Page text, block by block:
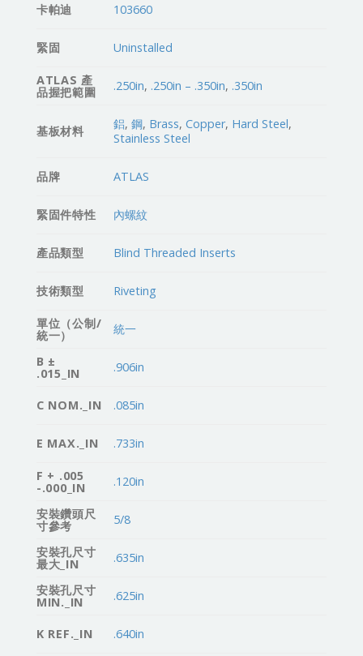
卡帕迪 103660
緊固 Uninstalled
ATLAS 產
品握把範圍 .250in, .250in – .350in, .350in
基板材料 鋁,鋼, Brass,Copper, Hard Steel,
Stainless Steel
品牌 ATLAS
緊固件特性 內螺紋
產品類型 Blind Threaded Inserts
技術類型 Riveting
單位（公制/
統一） 統一
B ±
.015_IN .906in
C NOM._IN .085in
E MAX._IN .733in
F + .005
-.000_IN .120in
安裝鑽頭尺
寸參考 5/8
安裝孔尺寸
最大_IN .635in
安裝孔尺寸
MIN._IN .625in
K REF._IN .640in